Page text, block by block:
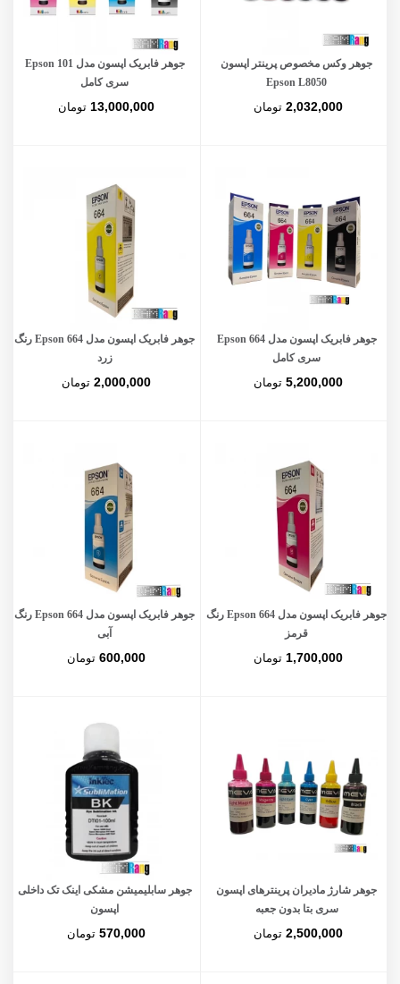
جوهر وکس مخصوص پرینتر اپسون
Epson L8050
2,032,000 تومان
جوهر فابریک اپسون مدل Epson 101
سری کامل
13,000,000 تومان
جوهر فابریک اپسون مدل Epson 664
سری کامل
5,200,000 تومان
جوهر فابریک اپسون مدل Epson 664 رنگ
زرد
2,000,000 تومان
جوهر فابریک اپسون مدل Epson 664 رنگ
قرمز
1,700,000 تومان
جوهر فابریک اپسون مدل Epson 664 رنگ
آبی
600,000 تومان
جوهر شارژ مادیران پرینترهای اپسون
سری بتا بدون جعبه
2,500,000 تومان
جوهر سابلیمیشن مشکی اینک تک داخلی
اپسون
570,000 تومان